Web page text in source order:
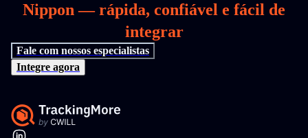
Nippon — rápida, confiável e fácil de
integrar
Fale com nossos especialistas
Integre agora